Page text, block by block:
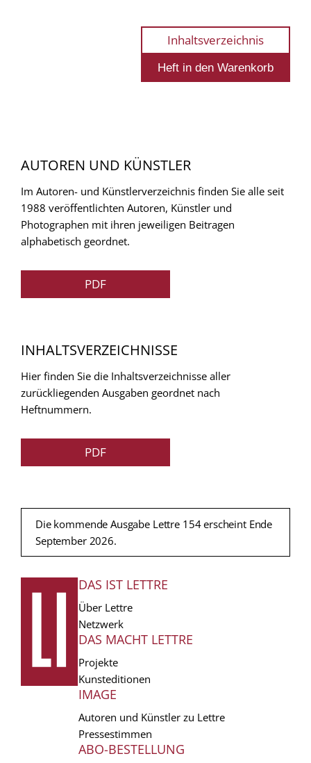
Inhaltsverzeichnis
AUTOREN UND KÜNSTLER
Im Autoren- und Künstlerverzeichnis finden Sie alle seit
1988 veröffentlichten Autoren, Künstler und
Photographen mit ihren jeweiligen Beitragen
alphabetisch geordnet.
PDF
INHALTSVERZEICHNISSE
Hier finden Sie die Inhaltsverzeichnisse aller
zurückliegenden Ausgaben geordnet nach
Heftnummern.
PDF
Die kommende Ausgabe Lettre 154 erscheint Ende
September 2026.
FUSSZEILE
DAS IST LETTRE
Über Lettre
Netzwerk
DAS MACHT LETTRE
Projekte
Kunsteditionen
IMAGE
Autoren und Künstler zu Lettre
Pressestimmen
ABO-BESTELLUNG